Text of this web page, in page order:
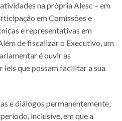
na própria Alesc – em
em Comissões e
e representativas em
de fiscalizar o Executivo, um
é ouvir as
leis que possam facilitar a sua
e diálogos permanentemente,
inclusive, em que a